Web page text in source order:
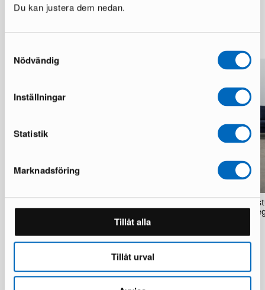
Du kan justera dem nedan.
Nödvändig
Inställningar
Statistik
Marknadsföring
Tillåt alla
Tillåt urval
Lisää samalta brändiltä
200 x 300 cm kupari
130 €
Sofacompany Nelson 4-
avokulmasohva Planet
1 099 €